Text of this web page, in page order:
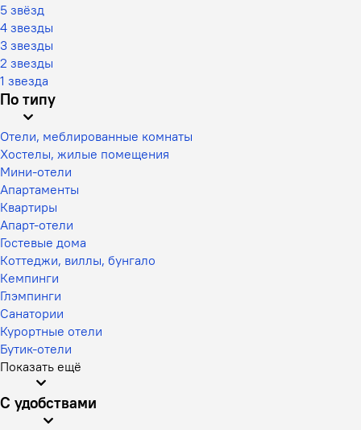
5 звёзд
4 звезды
3 звезды
2 звезды
1 звезда
По типу
Отели, меблированные комнаты
Хостелы, жилые помещения
Мини-отели
Апартаменты
Квартиры
Апарт-отели
Гостевые дома
Коттеджи, виллы, бунгало
Кемпинги
Глэмпинги
Санатории
Курортные отели
Бутик-отели
Показать ещё
С удобствами